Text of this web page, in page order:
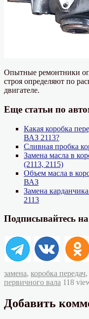
Опытные ремонтники
строя определяют по
двигателе.
Еще статьи по
Какая коробка
ВАЗ 2113?
Сливная пробка
Замена масла в
(2113, 2115)
Объем масла в
ВАЗ
Замена
2113
Подписывайтесь
замена, коробка передач,
первичного вала 118
Добавить